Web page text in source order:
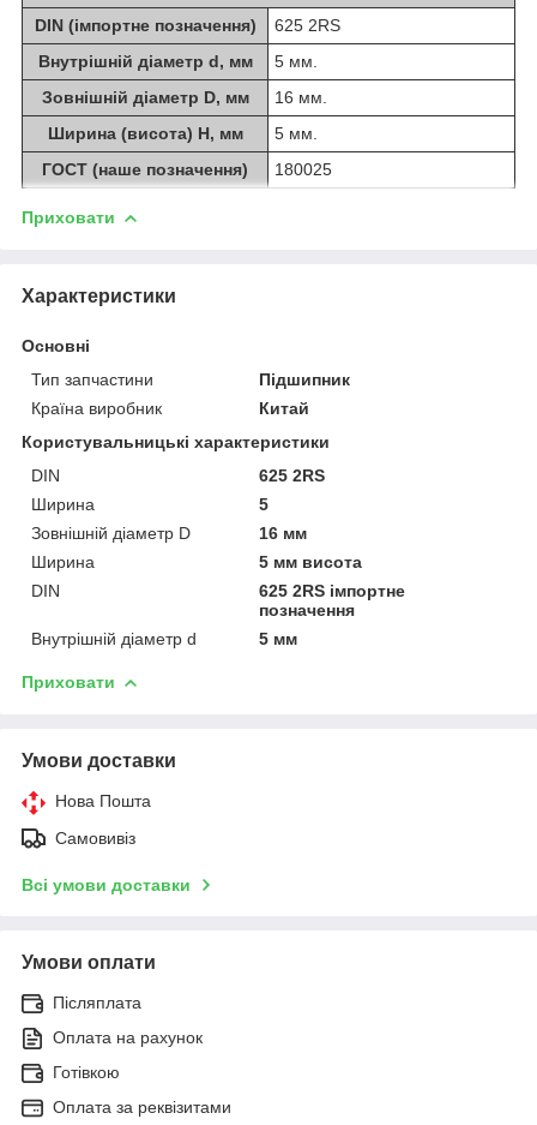
DIN (імпортне позначення)
625 2RS
Внутрішній діаметр d, мм
5 мм.
Зовнішній діаметр D, мм
16 мм.
Ширина (висота) H, мм
5 мм.
ГОСТ (наше позначення)
180025
Приховати
Характеристики
Основні
Тип запчастини
Підшипник
Країна виробник
Китай
Користувальницькі характеристики
DIN
625 2RS
Ширина
5
Зовнішній діаметр D
16 мм
Ширина
5 мм висота
DIN
625 2RS імпортне
позначення
Внутрішній діаметр d
5 мм
Приховати
Умови доставки
Нова Пошта
Самовивіз
Всі умови доставки
Умови оплати
Післяплата
Оплата на рахунок
Готівкою
Оплата за реквізитами